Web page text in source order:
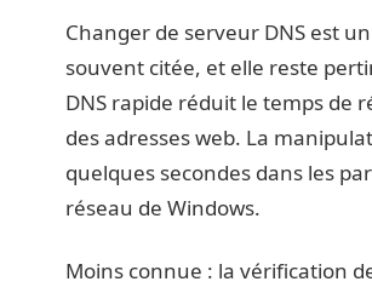
Changer de serveur DNS est
souvent citée, et elle reste
DNS rapide réduit le temps de
des adresses web. La
quelques secondes dans les
réseau de Windows.
Moins connue : la vérification